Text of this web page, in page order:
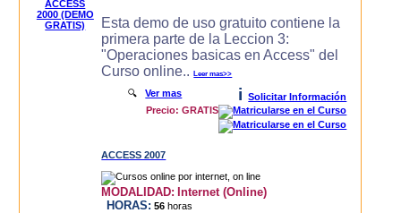
Esta demo de uso gratuito contiene la
primera parte de la Leccion 3:
"Operaciones basicas en Access" del
Curso online..Leer mas>>
🔍Ver mas i
Solicitar Información
Precio: GRATIS
ACCESS 2007
MODALIDAD: Internet (Online)
HORAS: 56 horas